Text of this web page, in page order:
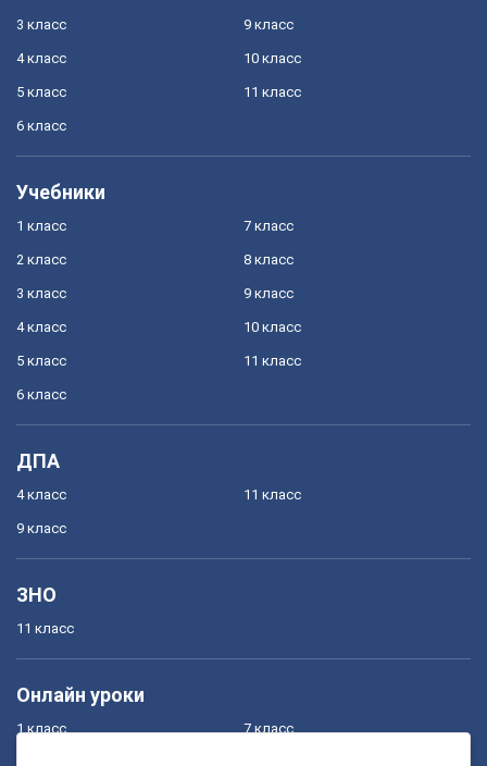
3 класс
4 класс
5 класс
6 класс
9 класс
10 класс
11 класс
Учебники
1 класс
2 класс
3 класс
4 класс
5 класс
6 класс
7 класс
8 класс
9 класс
10 класс
11 класс
ДПА
4 класс
9 класс
11 класс
ЗНО
11 класс
Онлайн уроки
1 класс 7 класс